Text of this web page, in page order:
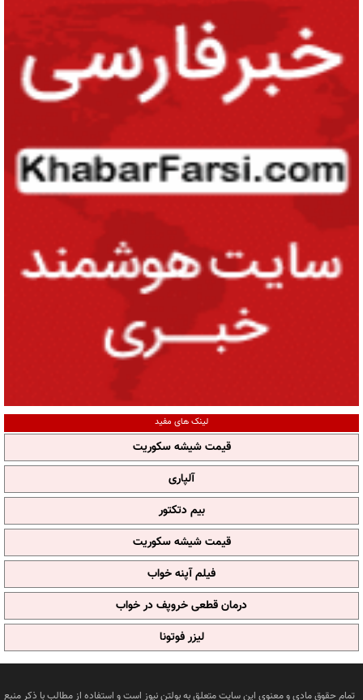
لینک های مفید
قیمت شیشه سکوریت
آلپاری
بیم دتکتور
قیمت شیشه سکوریت
فیلم آپنه خواب
درمان قطعی خروپف در خواب
لیزر فوتونا
تمام حقوق مادی و معنوی این سایت متعلق به بولتن نیوز است و استفاده از مطالب با ذکر منبع